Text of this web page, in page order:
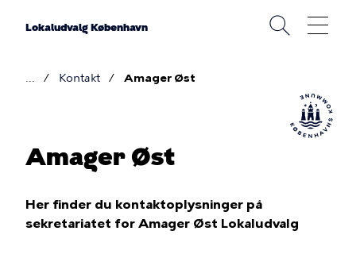
Lokaludvalg København
Kontakt Amager Øst
Amager Øst
Her finder du kontaktoplysninger på
sekretariatet for Amager Øst Lokaludvalg